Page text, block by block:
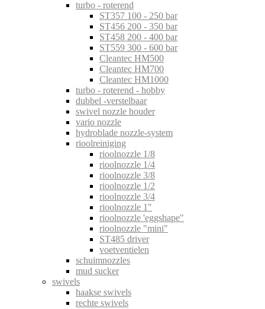
turbo - roterend
ST357 100 - 250 bar
ST456 200 - 350 bar
ST458 200 - 400 bar
ST559 300 - 600 bar
Cleantec HM500
Cleantec HM700
Cleantec HM1000
turbo - roterend - hobby
dubbel -verstelbaar
swivel nozzle houder
vario nozzle
hydroblade nozzle-system
rioolreiniging
rioolnozzle 1/8
rioolnozzle 1/4
rioolnozzle 3/8
rioolnozzle 1/2
rioolnozzle 3/4
rioolnozzle 1"
rioolnozzle 'eggshape"
rioolnozzle "mini"
ST485 driver
voetventielen
schuimnozzles
mud sucker
swivels
haakse swivels
rechte swivels